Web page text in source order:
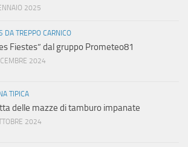
2025
DA TREPPO CARNICO
Fiestes” dal gruppo Prometeo81
2024
TIPICA
delle mazze di tamburo impanate
2024